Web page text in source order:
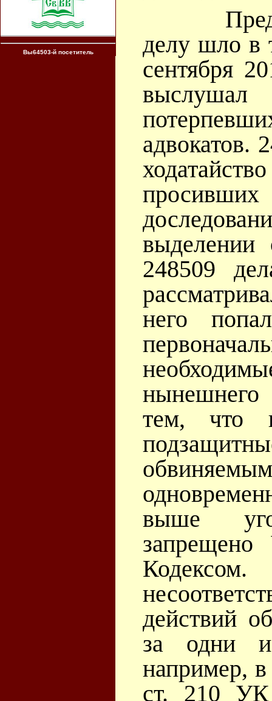
Вы64503-й посетитель
делу шло в
сентября
адвокатов.
выделении
248509
него
нынешнего
тем, что
выше
запрещено
действий
за одни
например,
ст. 210 УК